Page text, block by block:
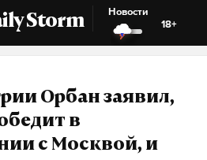
Storm
Новости
18+
Орбан заявил,
в
с Москвой, и